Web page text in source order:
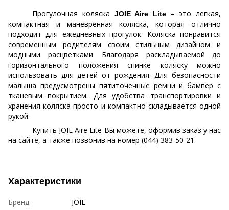
Прогулочная коляска JOIE Aire Lite
– это легкая,
компактная и маневренная коляска, которая отлично
подходит для ежедневных прогулок. Коляска понравится
современным родителям своим стильным дизайном и
модными расцветками. Благодаря раскладываемой до
горизонтального положения спинке коляску можно
использовать для детей от рождения. Для безопасности
малыша предусмотрены пятиточечные ремни и бампер с
тканевым покрытием. Для удобства транспортировки и
хранения коляска просто и компактно складывается одной
рукой.
Купить JOIE Aire Lite Вы можете, оформив заказ у нас
на сайте, а также позвонив на номер (044) 383-50-21.
Характеристики
Бренд
JOIE